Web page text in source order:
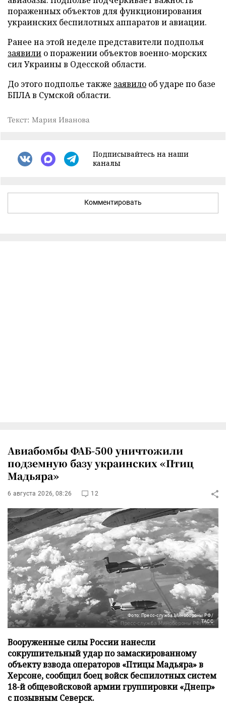
пораженных объектов для функционирования
украинских беспилотных аппаратов и авиации.
Ранее на этой неделе представители подполья
заявили о поражении объектов военно-морских
сил Украины в Одесской области.
До этого подполье также заявило об ударе по базе
БПЛА в Сумской области.
Текст: Мария Иванова
Подписывайтесь на наши
каналы
Комментировать
Авиабомбы ФАБ-500 уничтожили
подземную базу украинских «Птиц
Мадьяра»
6 августа 2026, 08:26 12
Фото: Пресс-служба Минобороны РФ/
ТАСС
Вооруженные силы России нанесли
сокрушительный удар по замаскированному
объекту взвода операторов «Птицы Мадьяра» в
Херсоне, сообщил боец войск беспилотных систем
18-й общевойсковой армии группировки «Днепр»
с позывным Северск.